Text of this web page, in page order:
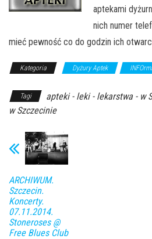
aptekami
nich numer
mieć pewność co do godzin ich
Kategoria Dyżury Aptek
Tagi apteki - leki - lekarstwa - w
w Szczecinie
ARCHIWUM.
Szczecin.
Koncerty.
07.11.2014.
Stoneroses @
Free Blues Club